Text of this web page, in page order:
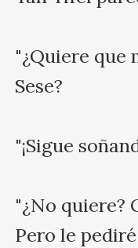
"¿Quiere que
Sese?
"¡Sigue
"¿No quiere?
Pero le